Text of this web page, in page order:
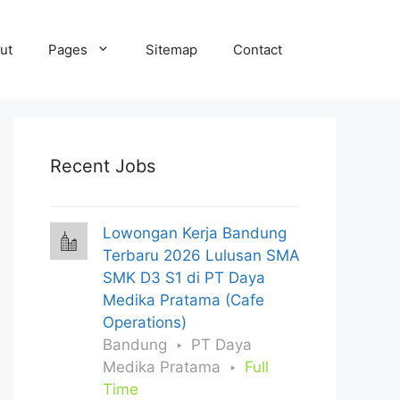
Pages Sitemap Contact
Recent Jobs
Lowongan Kerja Bandung
Terbaru 2026 Lulusan SMA
SMK D3 S1 di PT Daya
Medika Pratama (Cafe
Operations)
Bandung
PT Daya
Medika Pratama
Full
Time